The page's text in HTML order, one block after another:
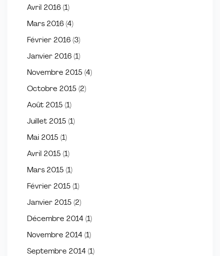
Avril 2016 (1)
Mars 2016 (4)
Février 2016 (3)
Janvier 2016 (1)
Novembre 2015 (4)
Octobre 2015 (2)
Août 2015 (1)
Juillet 2015 (1)
Mai 2015 (1)
Avril 2015 (1)
Mars 2015 (1)
Février 2015 (1)
Janvier 2015 (2)
Décembre 2014 (1)
Novembre 2014 (1)
Septembre 2014 (1)